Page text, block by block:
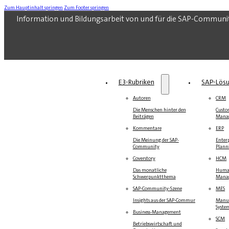
Zum Hauptinhalt springen Zum Footer springen
Information und Bildungsarbeit von und für die SAP-
E3-Rubriken
Autoren
Die Menschen hinter den
Beiträgen
Kommentare
Die Meinung der SAP-
Community
Coverstory
Das monatliche
Schwerpunktthema
SAP-Community-Szene
Insights aus der SAP-Community
Business-Management
Betriebswirtschaft und
SAP-
CRM
ERP
HCM
MES
SCM